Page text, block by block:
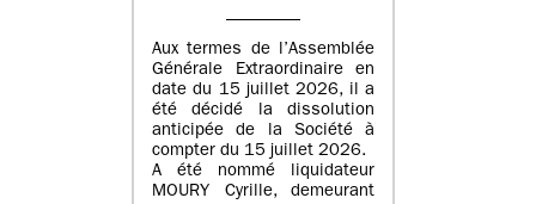
Aux termes de l’Assemblée
Générale Extraordinaire en
date du 15 juillet 2026, il a
été décidé la dissolution
anticipée de la Société à
compter du 15 juillet 2026.
A été nommé liquidateur
MOURY Cyrille, demeurant